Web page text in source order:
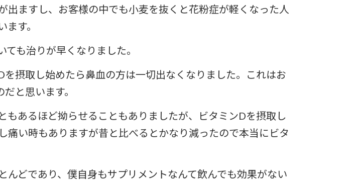
ますし、お客様の中でも小麦を抜くと花粉症が軽くなった人
す。
も治りが早くなりました。
摂取し始めたら鼻血の方は一切出なくなりました。これはお
と思います。
あるほど拗らせることもありましたが、ビタミンDを摂取し
い時もありますが昔と比べるとかなり減ったので本当にビタ
どであり、僕自身もサプリメントなんて飲んでも効果がない